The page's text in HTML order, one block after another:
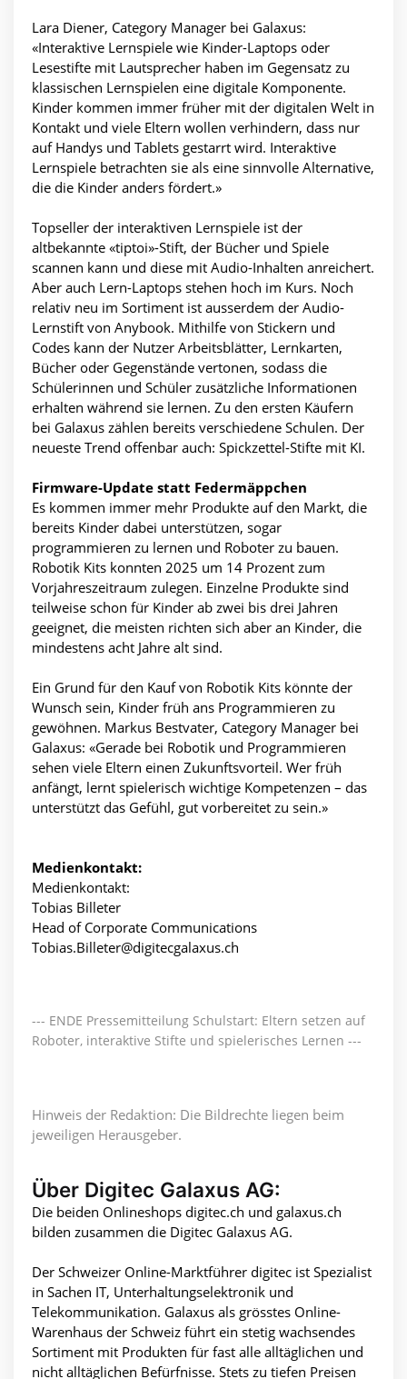
Lara Diener, Category Manager bei Galaxus:
«Interaktive Lernspiele wie Kinder-Laptops oder
Lesestifte mit Lautsprecher haben im Gegensatz zu
klassischen Lernspielen eine digitale Komponente.
Kinder kommen immer früher mit der digitalen Welt in
Kontakt und viele Eltern wollen verhindern, dass nur
auf Handys und Tablets gestarrt wird. Interaktive
Lernspiele betrachten sie als eine sinnvolle Alternative,
die die Kinder anders fördert.»
Topseller der interaktiven Lernspiele ist der
altbekannte «tiptoi»-Stift, der Bücher und Spiele
scannen kann und diese mit Audio-Inhalten anreichert.
Aber auch Lern-Laptops stehen hoch im Kurs. Noch
relativ neu im Sortiment ist ausserdem der Audio-
Lernstift von Anybook. Mithilfe von Stickern und
Codes kann der Nutzer Arbeitsblätter, Lernkarten,
Bücher oder Gegenstände vertonen, sodass die
Schülerinnen und Schüler zusätzliche Informationen
erhalten während sie lernen. Zu den ersten Käufern
bei Galaxus zählen bereits verschiedene Schulen. Der
neueste Trend offenbar auch: Spickzettel-Stifte mit KI.
Firmware-Update statt Federmäppchen
Es kommen immer mehr Produkte auf den Markt, die
bereits Kinder dabei unterstützen, sogar
programmieren zu lernen und Roboter zu bauen.
Robotik Kits konnten 2025 um 14 Prozent zum
Vorjahreszeitraum zulegen. Einzelne Produkte sind
teilweise schon für Kinder ab zwei bis drei Jahren
geeignet, die meisten richten sich aber an Kinder, die
mindestens acht Jahre alt sind.
Ein Grund für den Kauf von Robotik Kits könnte der
Wunsch sein, Kinder früh ans Programmieren zu
gewöhnen. Markus Bestvater, Category Manager bei
Galaxus: «Gerade bei Robotik und Programmieren
sehen viele Eltern einen Zukunftsvorteil. Wer früh
anfängt, lernt spielerisch wichtige Kompetenzen – das
unterstützt das Gefühl, gut vorbereitet zu sein.»
Medienkontakt:
Medienkontakt:
Tobias Billeter
Head of Corporate Communications
Tobias.Billeter@digitecgalaxus.ch
--- ENDE Pressemitteilung Schulstart: Eltern setzen auf
Roboter, interaktive Stifte und spielerisches Lernen ---
Hinweis der Redaktion: Die Bildrechte liegen beim
jeweiligen Herausgeber.
Über Digitec Galaxus AG:
Die beiden Onlineshops digitec.ch und galaxus.ch
bilden zusammen die Digitec Galaxus AG.
Der Schweizer Online-Marktführer digitec ist Spezialist
in Sachen IT, Unterhaltungselektronik und
Telekommunikation. Galaxus als grösstes Online-
Warenhaus der Schweiz führt ein stetig wachsendes
Sortiment mit Produkten für fast alle alltäglichen und
nicht alltäglichen Befürfnisse. Stets zu tiefen Preisen